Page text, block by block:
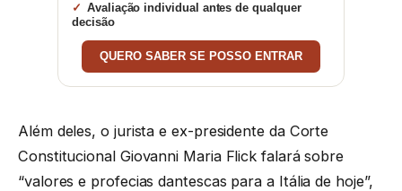
Avaliação individual antes de qualquer
decisão
QUERO SABER SE POSSO ENTRAR
Além deles, o jurista e ex-presidente da Corte
Constitucional Giovanni Maria Flick falará sobre
“valores e profecias dantescas para a Itália de hoje”,